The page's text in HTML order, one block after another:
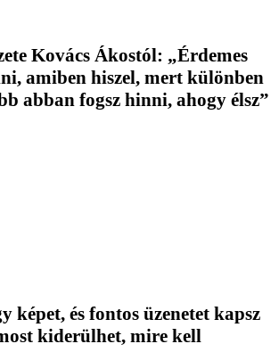
Kovács Ákostól: „Érdemes
amiben hiszel, mert különben
abban fogsz hinni, ahogy élsz”
képet, és fontos üzenetet kapsz
kiderülhet, mire kell